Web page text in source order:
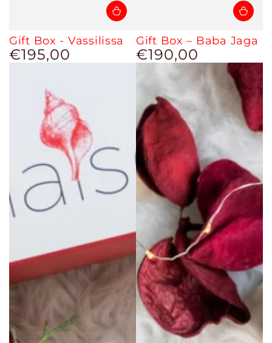
Gift Box - Vassilissa
Prezzo
regolare
€195,00
Gift Box – Baba Jaga
Prezzo
regolare
€190,00